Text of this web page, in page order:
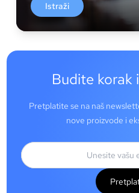
Istraži
Budite korak
Pretplatite se na naš
nove proizvode i